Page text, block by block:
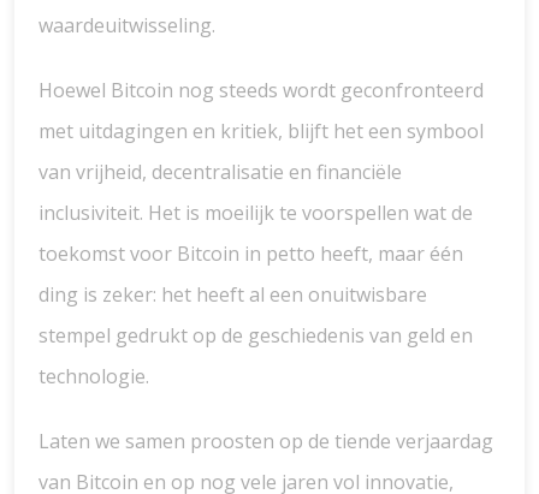
waardeuitwisseling.
Hoewel Bitcoin nog steeds wordt geconfronteerd
met uitdagingen en kritiek, blijft het een symbool
van vrijheid, decentralisatie en financiële
inclusiviteit. Het is moeilijk te voorspellen wat de
toekomst voor Bitcoin in petto heeft, maar één
ding is zeker: het heeft al een onuitwisbare
stempel gedrukt op de geschiedenis van geld en
technologie.
Laten we samen proosten op de tiende verjaardag
van Bitcoin en op nog vele jaren vol innovatie,